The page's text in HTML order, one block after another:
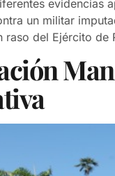
evidencias
un militar
raso del Ejército